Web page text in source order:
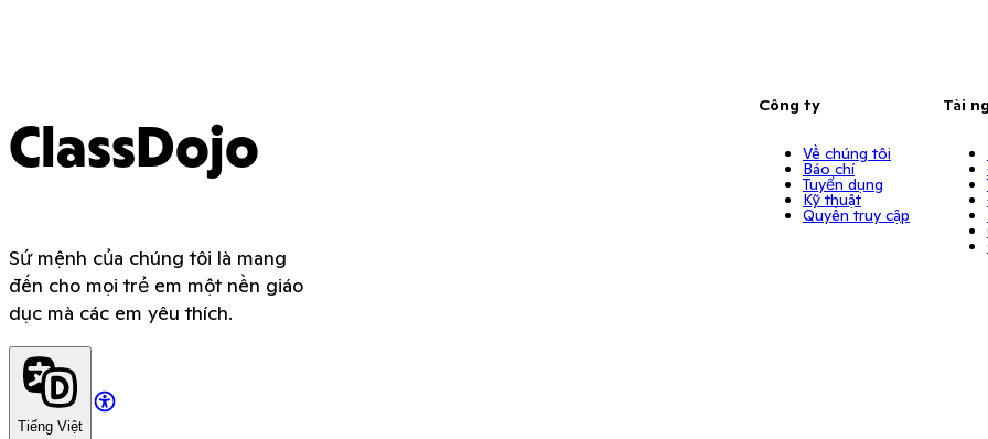
ClassDojo
Sứ mệnh của chúng tôi là mang
đến cho mọi trẻ em một nền giáo
dục mà các em yêu thích.
Tiếng Việt
Công ty
Về chúng tôi
Báo chí
Tuyển dụng
Kỹ thuật
Quyền truy cập
Tài